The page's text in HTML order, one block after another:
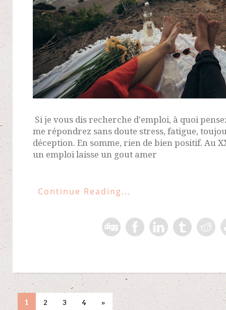
Si je vous dis recherche d'emploi, à quoi
me répondrez sans doute stress, fatigue,
déception. En somme, rien de bien positif. Au
un emploi laisse un gout amer
Continue Reading...
1 2 3 4 »